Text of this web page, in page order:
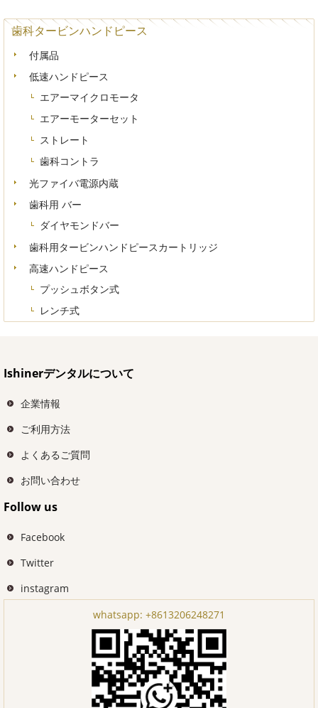
歯科タービンハンドピース
付属品
低速ハンドピース
エアーマイクロモータ
エアーモーターセット
ストレート
歯科コントラ
光ファイバ電源内蔵
歯科用 バー
ダイヤモンドバー
歯科用タービンハンドピースカートリッジ
高速ハンドピース
プッシュボタン式
レンチ式
Ishinerデンタルについて
企業情報
ご利用方法
よくあるご質問
お問い合わせ
Follow us
Facebook
Twitter
instagram
whatsapp: +8613206248271